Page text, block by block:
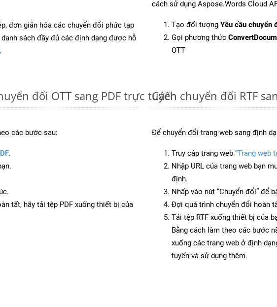
đơn giản hóa các chuyển đổi phức tạp
sách đầy đủ các định dạng được hỗ
.
cách sử dụng Aspose.Words Cloud
Tạo đối tượng Yêu cầu chuyển
Gọi phương thức
OTT
đổi OTT sang PDF trực tuyến
các bước sau:
.
tất, hãy tải tệp PDF xuống thiết bị của
Cách chuyển đổi RTF
Để chuyển đổi trang web sang định
Truy cập trang web “Trang web
Nhập URL của trang web bạn
định.
Nhấp vào nút “Chuyển đổi” để
Đợi quá trình chuyển đổi hoàn
Tải tệp RTF xuống thiết bị của
Bằng cách làm theo các bước
xuống các trang web ở định
tuyến và sử dụng thêm.